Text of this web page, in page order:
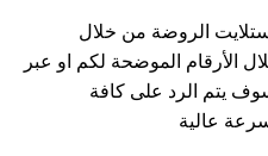
الروضة من خلال
الأرقام الموضحة لكم او عبر
يتم الرد على كافة
عالية